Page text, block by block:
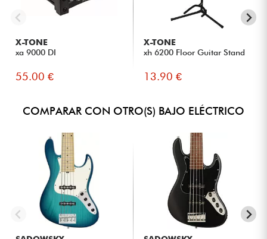
X-TONE
xa 9000 DI
55.00 €
X-TONE
xh 6200 Floor Guitar Stand
13.90 €
COMPARAR CON OTRO(S) BAJO ELÉCTRICO